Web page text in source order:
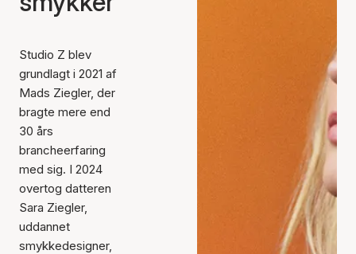
Studio Z blev
grundlagt i 2021 af
Mads Ziegler, der
bragte mere end
30 års
brancheerfaring
med sig. I 2024
overtog datteren
Sara Ziegler,
uddannet
smykkedesigner,